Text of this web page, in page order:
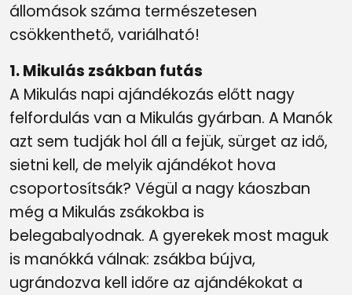
állomások száma természetesen
csökkenthető, variálható!
1. Mikulás zsákban futás
A Mikulás napi ajándékozás előtt nagy
felfordulás van a Mikulás gyárban. A Manók
azt sem tudják hol áll a fejük, sürget az idő,
sietni kell, de melyik ajándékot hova
csoportosítsák? Végül a nagy káoszban
még a Mikulás zsákokba is
belegabalyodnak. A gyerekek most maguk
is manókká válnak: zsákba bújva,
ugrándozva kell időre az ajándékokat a